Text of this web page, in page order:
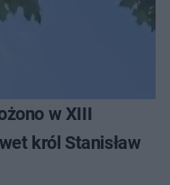
w XIII
król Stanisław